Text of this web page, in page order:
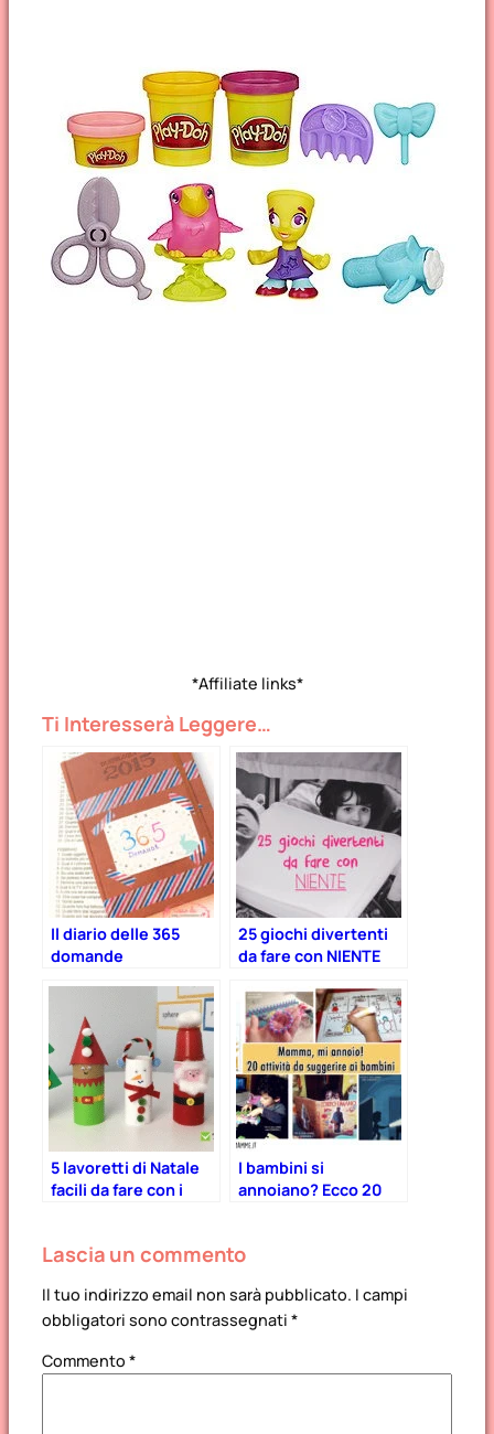
*Affiliate links*
Ti Interesserà Leggere…
Il diario delle 365
domande
25 giochi divertenti
da fare con NIENTE
5 lavoretti di Natale
facili da fare con i
I bambini si
annoiano? Ecco 20
Lascia un commento
Il tuo indirizzo email non sarà pubblicato. I campi
obbligatori sono contrassegnati *
Commento *